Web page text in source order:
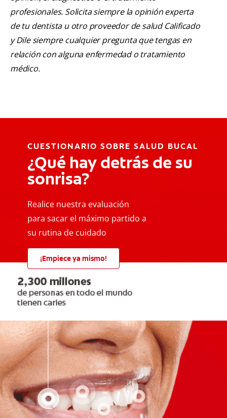
profesionales. Solicita siempre la opinión experta
de tu dentista u otro proveedor de salud Calificado
y Dile siempre cualquier pregunta que tengas en
relación con alguna enfermedad o tratamiento
médico.
CUESTIONARIO SOBRE SALUD BUCAL
¿Qué hay detrás de su
sonrisa?
Realice nuestra evaluación
para sacar el máximo partido a
su rutina de cuidado
¡Empiece ya mismo!